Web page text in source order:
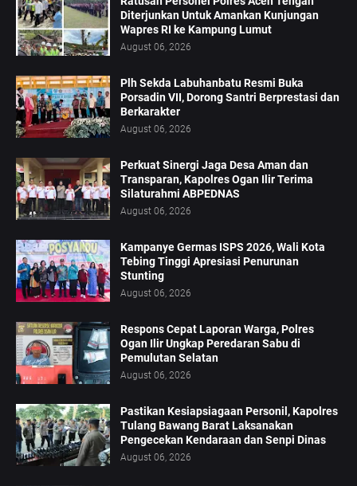
Diterjunkan Untuk Amankan Kunjungan
Wapres RI ke Kampung Lumut
August 06, 2026
Plh Sekda Labuhanbatu Resmi Buka
Porsadin VII, Dorong Santri Berprestasi dan
Berkarakter
August 06, 2026
Perkuat Sinergi Jaga Desa Aman dan
Transparan, Kapolres Ogan Ilir Terima
Silaturahmi ABPEDNAS
August 06, 2026
Kampanye Germas ISPS 2026, Wali Kota
Tebing Tinggi Apresiasi Penurunan
Stunting
August 06, 2026
Respons Cepat Laporan Warga, Polres
Ogan Ilir Ungkap Peredaran Sabu di
Pemulutan Selatan
August 06, 2026
Pastikan Kesiapsiagaan Personil, Kapolres
Tulang Bawang Barat Laksanakan
Pengecekan Kendaraan dan Senpi Dinas
August 06, 2026